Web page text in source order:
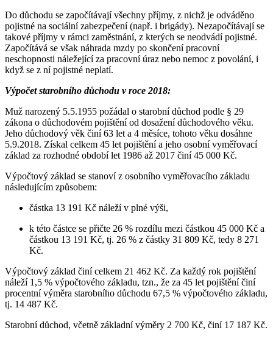
Do důchodu se započítávají všechny příjmy, z nichž je odváděno
pojistné na sociální zabezpečení (např. i brigády). Nezapočítávají se
takové příjmy v rámci zaměstnání, z kterých se neodvádí pojistné.
Započítává se však náhrada mzdy po skončení pracovní
neschopnosti náležející za pracovní úraz nebo nemoc z povolání, i
když se z ní pojistné neplatí.
Výpočet starobního důchodu v roce 2018:
Muž narozený 5.5.1955 požádal o starobní důchod podle § 29
zákona o důchodovém pojištění od dosažení důchodového věku.
Jeho důchodový věk činí 63 let a 4 měsíce, tohoto věku dosáhne
5.9.2018. Získal celkem 45 let pojištění a jeho osobní vyměřovací
základ za rozhodné období let 1986 až 2017 činí 45 000 Kč.
Výpočtový základ se stanoví z osobního vyměřovacího základu
následujícím způsobem:
částka 13 191 Kč náleží v plné výši,
k této částce se přičte 26 % rozdílu mezi částkou 45 000 Kč a
částkou 13 191 Kč, tj. 26 % z částky 31 809 Kč, tedy 8 271
Kč.
Výpočtový základ činí celkem 21 462 Kč. Za každý rok pojištění
náleží 1,5 % výpočtového základu, tzn., že za 45 let pojištění činí
procentní výměra starobního důchodu 67,5 % výpočtového základu,
tj. 14 487 Kč.
Starobní důchod, včetně základní výměry 2 700 Kč, činí 17 187 Kč.